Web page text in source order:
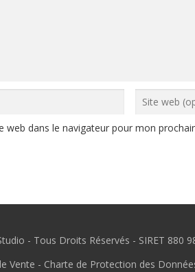
dans le navigateur pour mon
- Tous Droits Réservés - SIRET 880
Vente - Charte de Protection des